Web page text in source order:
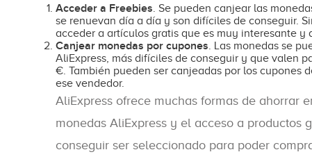
Acceder a Freebies . Se pueden canjear las
se renuevan día a día y son difíciles de conseguir.
acceder a artículos gratis que es muy interesante
Canjear monedas por cupones . Las monedas se
AliExpress, más difíciles de conseguir y que valen
€. También pueden ser canjeadas por los cupones
ese vendedor.
AliExpress ofrece muchas formas de ahorrar
monedas AliExpress y el acceso a productos
conseguir ser seleccionado para poder